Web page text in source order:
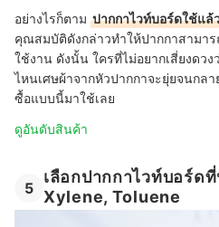
อย่างไรก็ตาม ปากกาไวท์บอร์ดใช้แ
คุณสมบัติดังกล่าวทำให้ปากกาสามา
ใช้งาน ดังนั้น ใครที่ไม่อยากเสี่ยงดว
ไหนเศษผ้าจากหัวปากกาจะยุ่ยจนกล
ซื้อแบบนี้มาใช้เลย
ดูอันดับสินค้า
5
เลือกปากกาไวท์บอร์ด
Xylene, Toluene